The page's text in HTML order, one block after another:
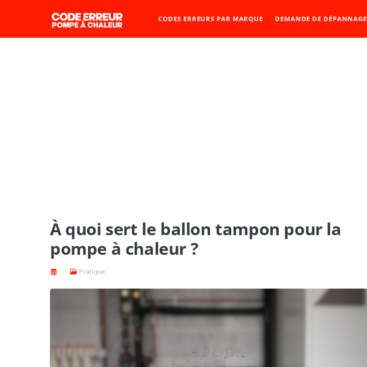
CODES ERREURS PAR MARQUE DEMANDE DE DÉPANNAGE
À quoi sert le ballon tampon pour la
pompe à chaleur ?
Pratique